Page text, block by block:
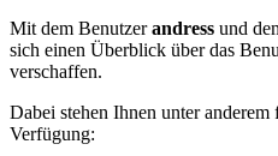
Mit dem Benutzerandress und
sich einen Überblick über das
verschaffen.
Dabei stehen Ihnen unter
Verfügung: